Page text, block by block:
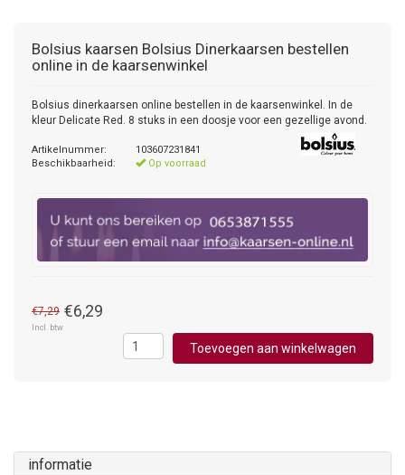
Bolsius kaarsen Bolsius Dinerkaarsen bestellen
online in de kaarsenwinkel
Bolsius dinerkaarsen online bestellen in de kaarsenwinkel. In de
kleur Delicate Red. 8 stuks in een doosje voor een gezellige avond.
Artikelnummer:
103607231841
Beschikbaarheid:
Op voorraad
€7,29 €6,29
Incl. btw
Toevoegen aan winkelwagen
informatie